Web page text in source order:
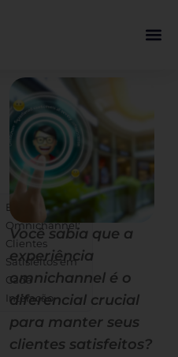
Experiência
Omnichannel:
Clientes
Satisfeitos em
Cada
Interação
Você sabia que a
experiência
omnichannel é o
diferencial crucial
para manter seus
clientes satisfeitos?